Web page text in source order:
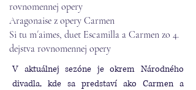
rovnomennej opery
Aragonaise z opery Carmen
Si tu m´aimes, duet Escamilla a Carmen zo 4.
dejstva rovnomennej opery
V aktuálnej sezóne je okrem Národného
divadla, kde sa predstaví ako Carmen a